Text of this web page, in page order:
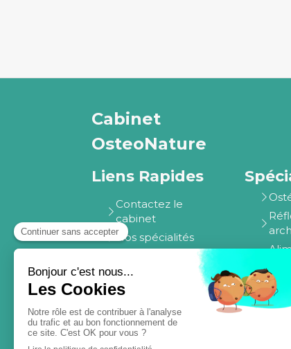
Cabinet
OsteoNature
Liens Rapides
Contactez le
cabinet
Nos spécialités
Ethique et valeurs
Nos outils innovants
Témoignages
Blog